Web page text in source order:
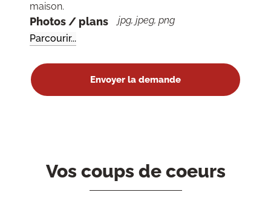
maison.
Photos / plans jpg, jpeg, png
Vos coups de coeurs